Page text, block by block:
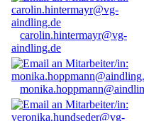
carolin.hintermayr@vg-
aindling.de